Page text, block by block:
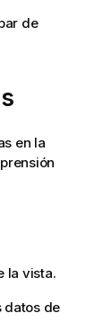
de
en la
la vista.
datos de